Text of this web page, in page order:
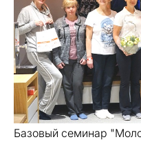
Базовый семинар